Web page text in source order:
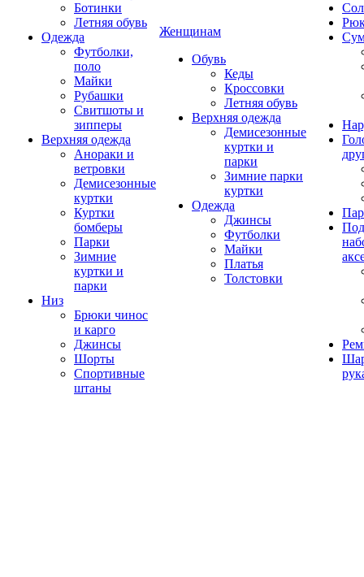
Ботинки
Летняя обувь
Одежда
Футболки,
поло
Майки
Рубашки
Свитшоты и
зипперы
Верхняя одежда
Анораки и
ветровки
Демисезонные
куртки
Куртки
бомберы
Парки
Зимние
куртки и
парки
Низ
Брюки чинос
и карго
Джинсы
Шорты
Спортивные
штаны
Женщинам
Обувь
Кеды
Кроссовки
Летняя обувь
Верхняя одежда
Демисезонные
куртки и
парки
Зимние парки
куртки
Одежда
Джинсы
Футболки
Майки
Платья
Толстовки